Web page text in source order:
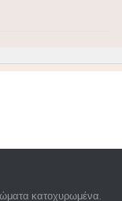
κατοχυρωμένα.